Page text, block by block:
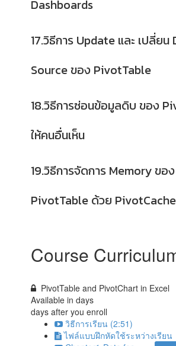
Dashboards
17.วิธีการ Update และ เปลี่ยน
Source ของ PivotTable
18.วิธีการซ่อนข้อมูลดิบ ของ
ให้คนอื่นเห็น
19.วิธีการจัดการ Memory ของ
PivotTable ด้วย PivotCache
Course
PivotTable and PivotChart in Excel
Available indays
days after you enroll
วิธีการเรียน (2:51)
ไฟล์แบบฝึกหัดใช้ระหว่างเรียน